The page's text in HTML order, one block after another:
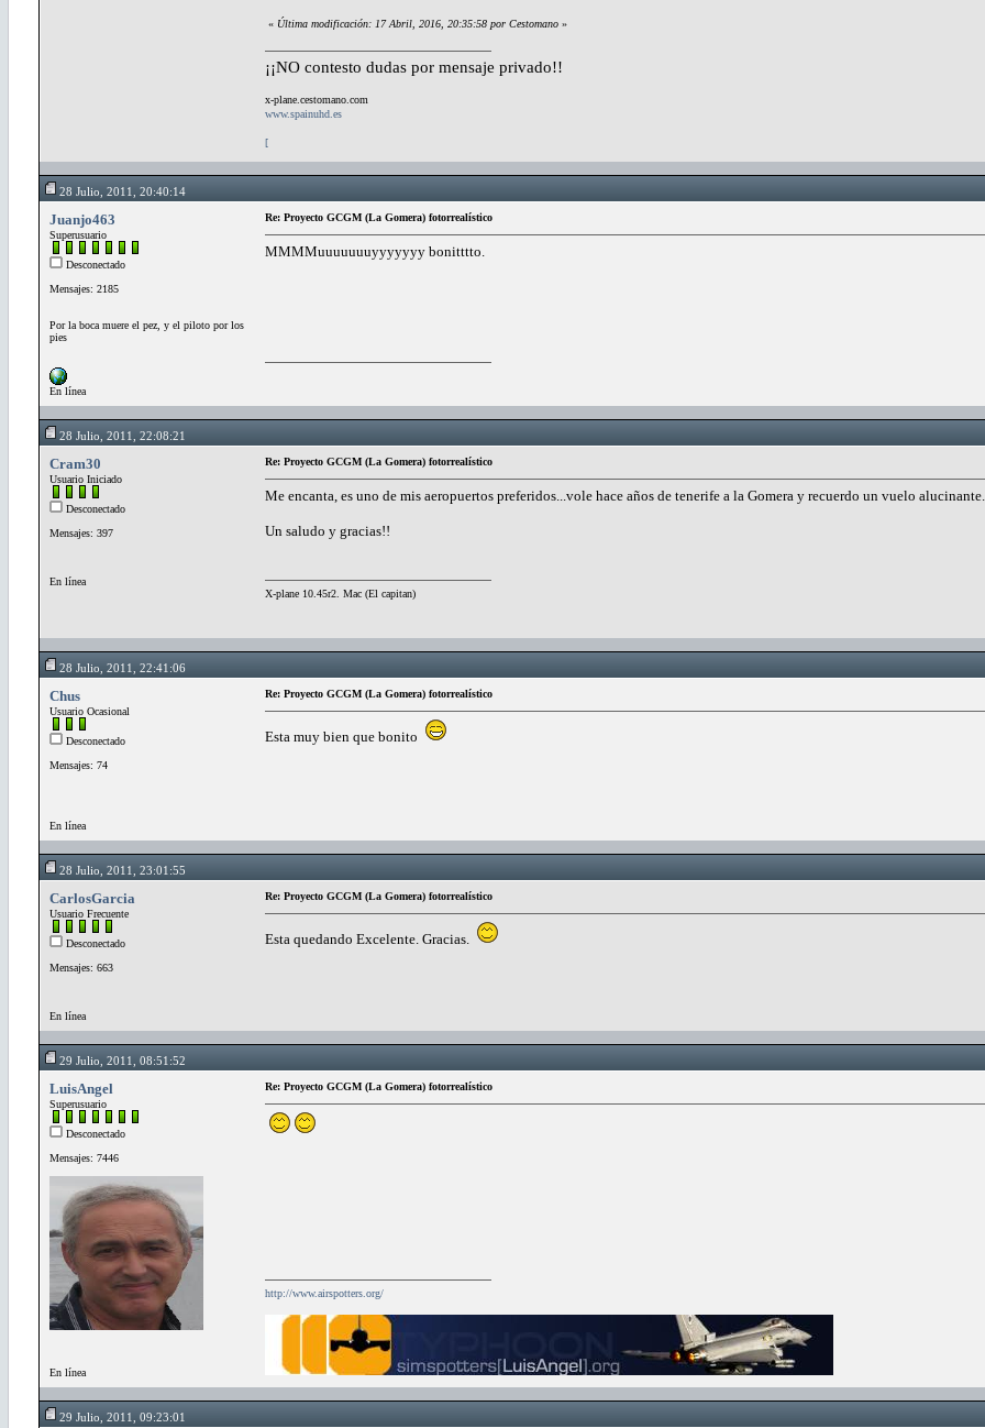
« Última modificación: 17 Abril, 2016, 20:35:58 por Cestomano »
¡¡NO contesto dudas por mensaje privado!!
x-plane.cestomano.com
www.spainuhd.es
[
28 Julio, 2011, 20:40:14
Juanjo463
Superusuario
Desconectado
Mensajes: 2185
Por la boca muere el pez, y el piloto por los
pies
En línea
Re: Proyecto GCGM (La Gomera) fotorrealístico
MMMMuuuuuuuyyyyyyy bonitttto.
28 Julio, 2011, 22:08:21
Cram30
Usuario Iniciado
Desconectado
Mensajes: 397
En línea
Re: Proyecto GCGM (La Gomera) fotorrealístico
Me encanta, es uno de mis aeropuertos preferidos...vole hace años de tenerife a la Gomera y recuerdo un vuelo alucinante.
Un saludo y gracias!!
X-plane 10.45r2. Mac (El capitan)
28 Julio, 2011, 22:41:06
Chus
Usuario Ocasional
Desconectado
Mensajes: 74
En línea
Re: Proyecto GCGM (La Gomera) fotorrealístico
Esta muy bien que bonito
28 Julio, 2011, 23:01:55
CarlosGarcia
Usuario Frecuente
Desconectado
Mensajes: 663
En línea
Re: Proyecto GCGM (La Gomera) fotorrealístico
Esta quedando Excelente. Gracias.
29 Julio, 2011, 08:51:52
LuisAngel
Superusuario
Desconectado
Mensajes: 7446
En línea
Re: Proyecto GCGM (La Gomera) fotorrealístico
http://www.airspotters.org/
29 Julio, 2011, 09:23:01